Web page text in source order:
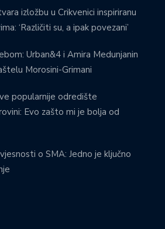
izložbu u Crikvenici inspiriranu
‘Različiti su, a ipak povezani’
Urban&4 i Amira Medunjanin
Morosini-Grimani
popularnije odredište
Evo zašto mi je bolja od
o SMA: Jedno je ključno